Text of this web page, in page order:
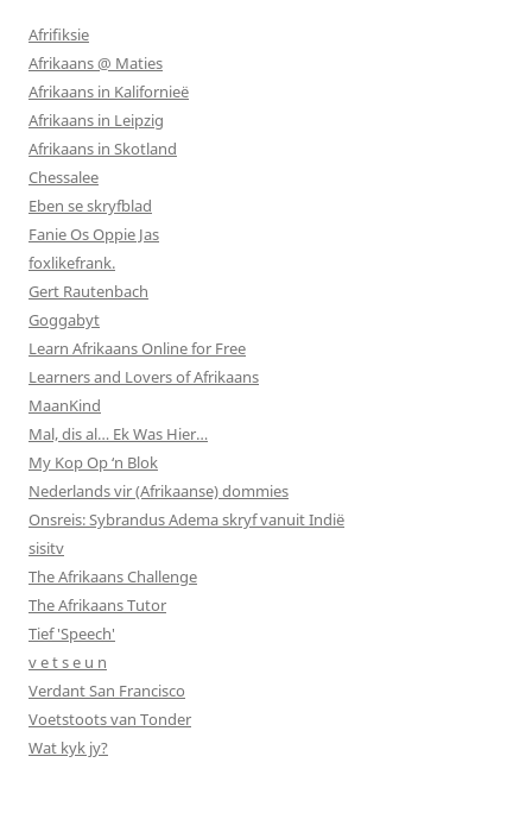
Afrifiksie
Afrikaans @ Maties
Afrikaans in Kalifornieë
Afrikaans in Leipzig
Afrikaans in Skotland
Chessalee
Eben se skryfblad
Fanie Os Oppie Jas
foxlikefrank.
Gert Rautenbach
Goggabyt
Learn Afrikaans Online for Free
Learners and Lovers of Afrikaans
MaanKind
Mal, dis al… Ek Was Hier…
My Kop Op ‘n Blok
Nederlands vir (Afrikaanse) dommies
Onsreis: Sybrandus Adema skryf vanuit Indië
sisitv
The Afrikaans Challenge
The Afrikaans Tutor
Tief 'Speech'
v e t s e u n
Verdant San Francisco
Voetstoots van Tonder
Wat kyk jy?